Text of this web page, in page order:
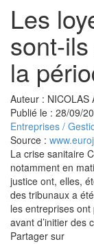
Les
sont-
la
Auteur : NICOLAS
Publié le : 28/09/
Entreprises /
Source :
La crise sanitaire
notamment en
justice ont, elles,
des tribunaux a
les entreprises
avant d’initier des
Partager sur